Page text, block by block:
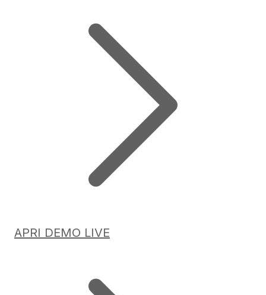
APRI DEMO LIVE